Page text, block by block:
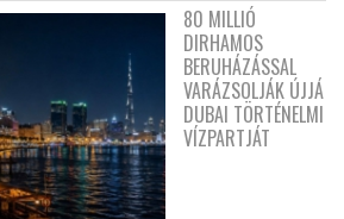
80 MILLIÓ
DIRHAMOS
BERUHÁZÁSSAL
VARÁZSOLJÁK ÚJJÁ
DUBAI TÖRTÉNELMI
VÍZPARTJÁT